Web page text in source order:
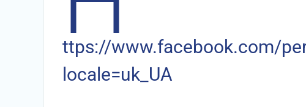
ttps://www.facebook.com/
locale=uk_UA